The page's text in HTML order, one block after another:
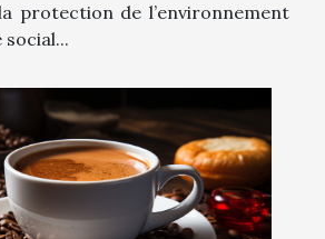
protection de l’environnement